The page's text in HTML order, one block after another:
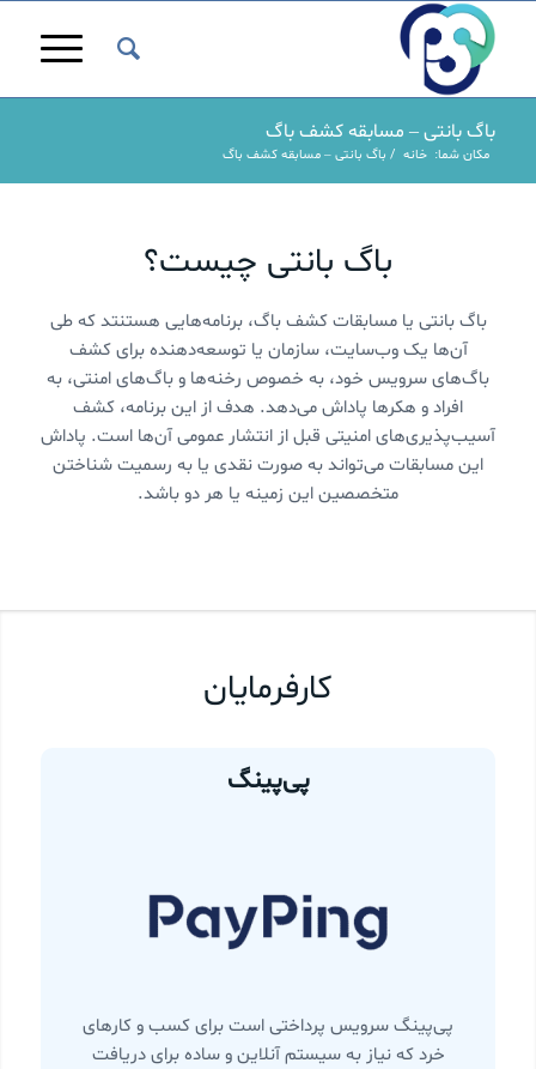
باگ بانتی – مسابقه کشف باگ
مکان شما: خانه / باگ بانتی – مسابقه کشف باگ
باگ بانتی چیست؟
باگ بانتی یا مسابقات کشف باگ، برنامه‌هایی هستنتد که طی
آن‌ها یک وب‌سایت، سازمان یا توسعه‌دهنده برای کشف
باگ‌های سرویس خود، به خصوص رخنه‌ها و باگ‌های امنتی،‌ به
افراد و هکرها پاداش می‌دهد. هدف از این برنامه، کشف
آسیب‌پذیری‌های امنیتی قبل از انتشار عمومی آن‌ها است. پاداش
این مسابقات می‌تواند به صورت نقدی یا به رسمیت شناختن
متخصصین این زمینه یا هر دو باشد.
کارفرمایان
پی‌پینگ
پی‌پینگ سرویس پرداختی است برای کسب و کارهای
خرد که نیاز به سیستم آنلاین و ساده برای دریافت